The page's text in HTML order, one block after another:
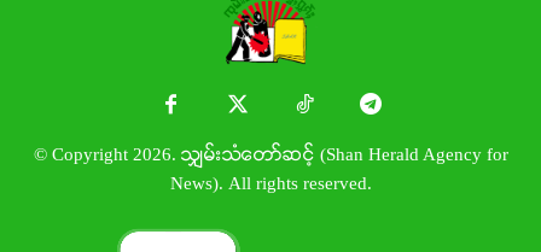
© Copyright 2026. သျှမ်းသံတော်ဆင့် (Shan Herald Agency for
News). All rights reserved.